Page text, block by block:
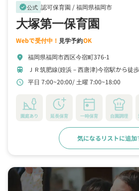
verified公式 認可保育園 /福岡県福岡市
大塚第一保育園
Webで受付中！ 見学予約OK
location_on 福岡県福岡市西区今宿町376-1
train ＪＲ筑肥線(姪浜－西唐津)今宿駅から徒
schedule 平日 7:00~20:00 土曜 7:00~18:00
園庭あり 延長保育 一時保育 自園調理
気になるリストに追加